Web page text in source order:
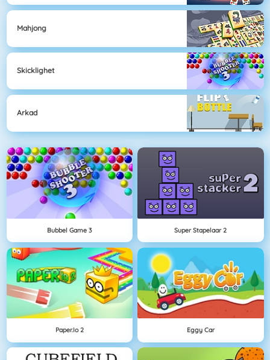
Mahjong
Skicklighet
Arkad
Bubbel Game 3 Super Stapelaar 2
Paper.io 2 Eggy Car